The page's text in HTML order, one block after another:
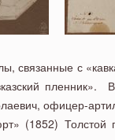
связанные с
пленник».
офицер-
(1852) Толстой